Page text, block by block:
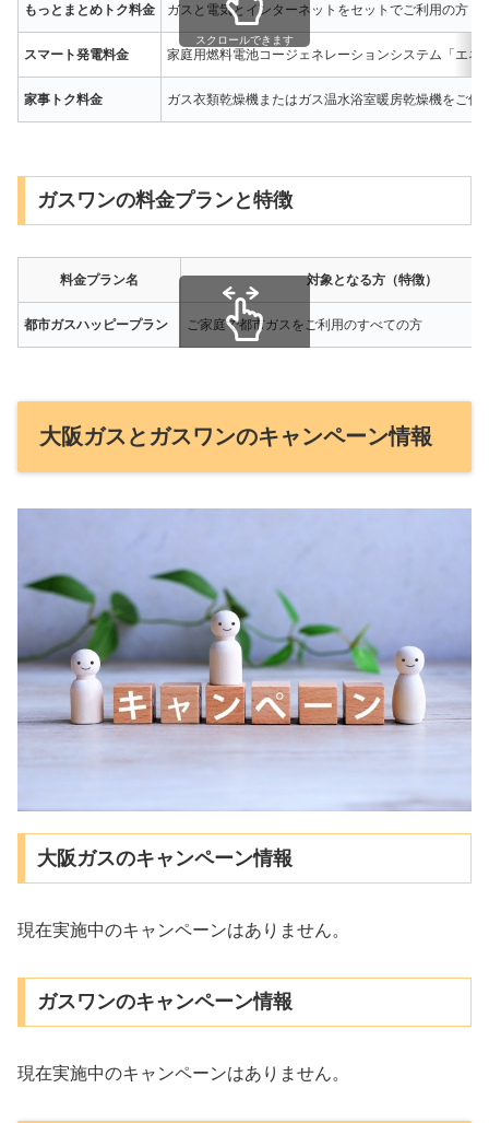
もっとまとめトク料金 ガスと電気とインターネットをセットでご利用の方
スマート発電料金 家庭用燃料電池コージェネレーションシステム「エネ
家事トク料金 ガス衣類乾燥機またはガス温水浴室暖房乾燥機をご使
スクロールできます
ガスワンの料金プランと特徴
料金プラン名 対象となる方（特徴）
都市ガスハッピープラン ご家庭で都市ガスをご利用のすべての方
大阪ガスとガスワンのキャンペーン情報
大阪ガスのキャンペーン情報
現在実施中のキャンペーンはありません。
ガスワンのキャンペーン情報
現在実施中のキャンペーンはありません。